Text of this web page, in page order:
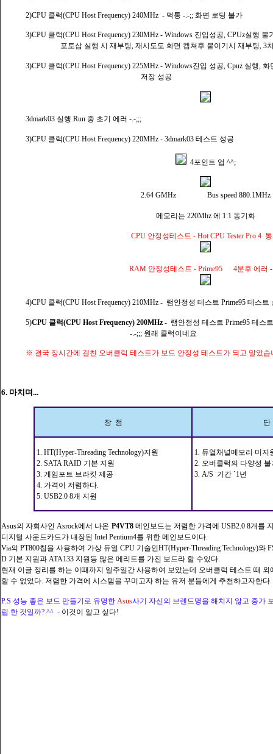
2)CPU 클럭(CPU Host Frequency) 240MHz - 먹통 -.-;; 화면 로딩 불가
3)CPU 클럭(CPU Host Frequency) 230MHz - Windows 진입성공, CPUz실행
포토삽 실행 시 재부팅, 재시도도 화면 켑쳐후 붙이기시 재부팅, 3차
3)CPU 클럭(CPU Host Frequency) 225MHz - Windows진입 성공, Cpuz 실행,
저장 성공
3dmark03 실행 Run 중 초기 에러 -.-;;;
3)CPU 클럭(CPU Host Frequency) 220MHz - 3dmark03 테스트 성공
4포인트 업 ^^;
2.64 GMHz Bus speed 880.1MHz
메모리는 220Mhz 에 1:1 동기화
CPU 안정성테스트 - Hot CPU Tester Pro 4
RAM 안정성테스트 - Prime95 4분후 에러
4)CPU 클럭(CPU Host Frequency) 210MHz - 램안정성 테스트 Prime95 테스트
5)CPU 클럭(CPU Host Frequency) 200MHz - 램안정성 테스트 Prime95 테스
-.-;;; 원래 클럭이네요
※ 결국 장시간에 걸친 오버클럭 테스트가 보드 안정성 테스트가 되고 말았습
6. 마치며...
장 점 단
1. HT(Hyper-Threading Technology)지원
2. SATA RAID 기본 지원
3. 게임포트 브라킷 제공
4. 가격이 저렴하다.
5. USB2.0 8개 지원
1. 듀얼채널메모리 미지
2. 오버클럭의 다양성 불
3. A/S 기간 `1년
Asus의 자회사인 Asrock에서 나온 P4VT8 메인보드는 저렴한 가격에 USB2.0 8개를
디지털 사운드카드가 내장된 Intel Pentium4를 위한 메인보드이다.
Via의 PT800칩을 사용하여 가상 듀얼 CPU 기술인HT(Hyper-Threading Technology)와
D 기본 지원과 ATA133 지원등 많은 메리트를 가진 보드라 할 수있다.
현재 이글 정리를 하는 이때까지 일주일간 사용하여 보았는데 오버클럭 테스트 때
할 수 없었다. 저렴한 가격에 시스템을 꾸미고자 하는 유저 분들에게 추천하고자한다.
P.S 성능 좋은 보드 만들기로 유명한 Asus사기 자신의 브렌드명을 해치지 않고 중가
립 한 것일까? ^^ - 이것이 알고 싶다!